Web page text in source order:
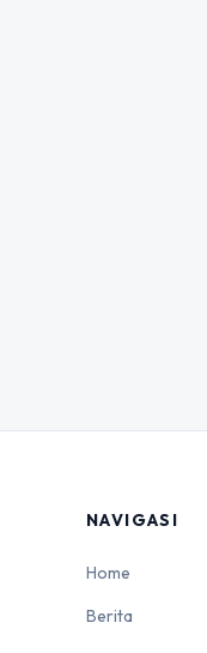
NAVIGASI
Home
Berita